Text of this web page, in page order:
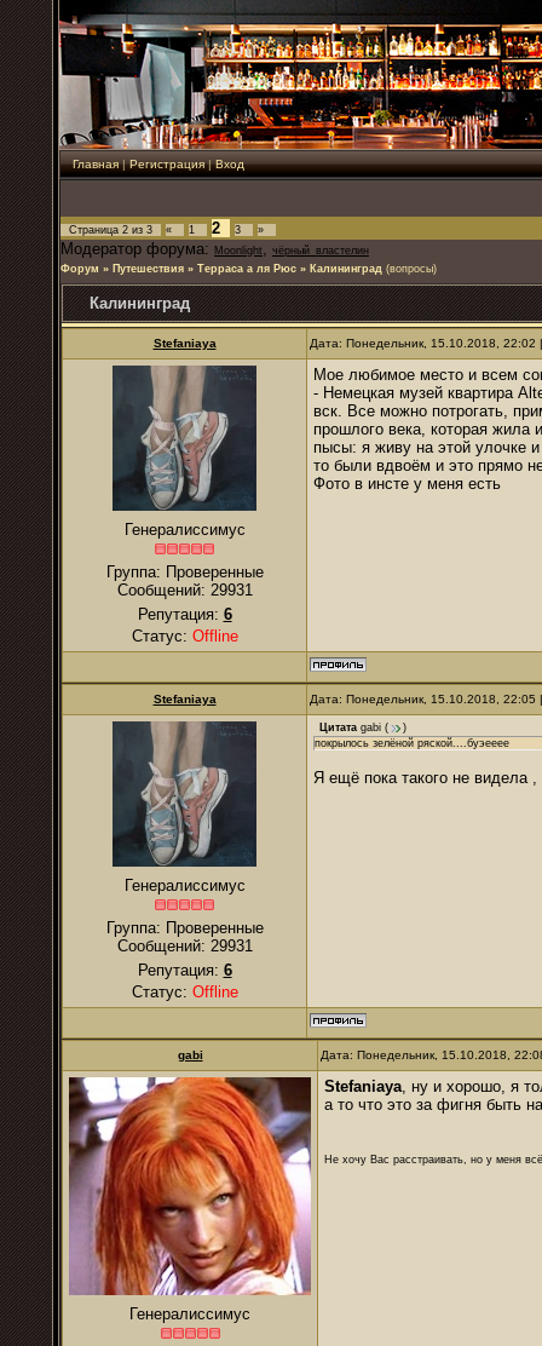
Главная|Регистрация|Вход
Страница 2 из 3 « 1 2 3 »
Модератор форума: Moonlight , чёрный_властелин
Форум » Путешествия » Терраса а ля Рюс » Калининград (вопросы)
Калининград
Stefaniaya Дата: Понедельник, 15.10.2018,
Генералиссимус
Группа: Проверенные
Сообщений: 29931
Репутация: 6
Статус: Offline
Мое любимое место и всем
- Немецкая музей квартира
вск. Все можно потрогать,
прошлого века, которая жила
пысы: я живу на этой улочке
то были вдвоём и это прямо
Фото в инсте у меня есть
Stefaniaya Дата: Понедельник, 15.10.2018,
Генералиссимус
Группа: Проверенные
Сообщений: 29931
Репутация: 6
Статус: Offline
Цитата gabi (
)
покрылось зелёной ряской....буэееее
Я ещё пока такого не видела
gabi Дата: Понедельник, 15.10.2018,
Генералиссимус
Stefaniaya, ну и хорошо, я
а то что это за фигня быть
Не хочу Вас расстраивать, но у меня